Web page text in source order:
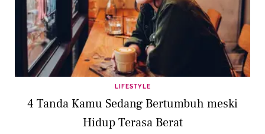
LIFESTYLE
4 Tanda Kamu Sedang Bertumbuh meski
Hidup Terasa Berat